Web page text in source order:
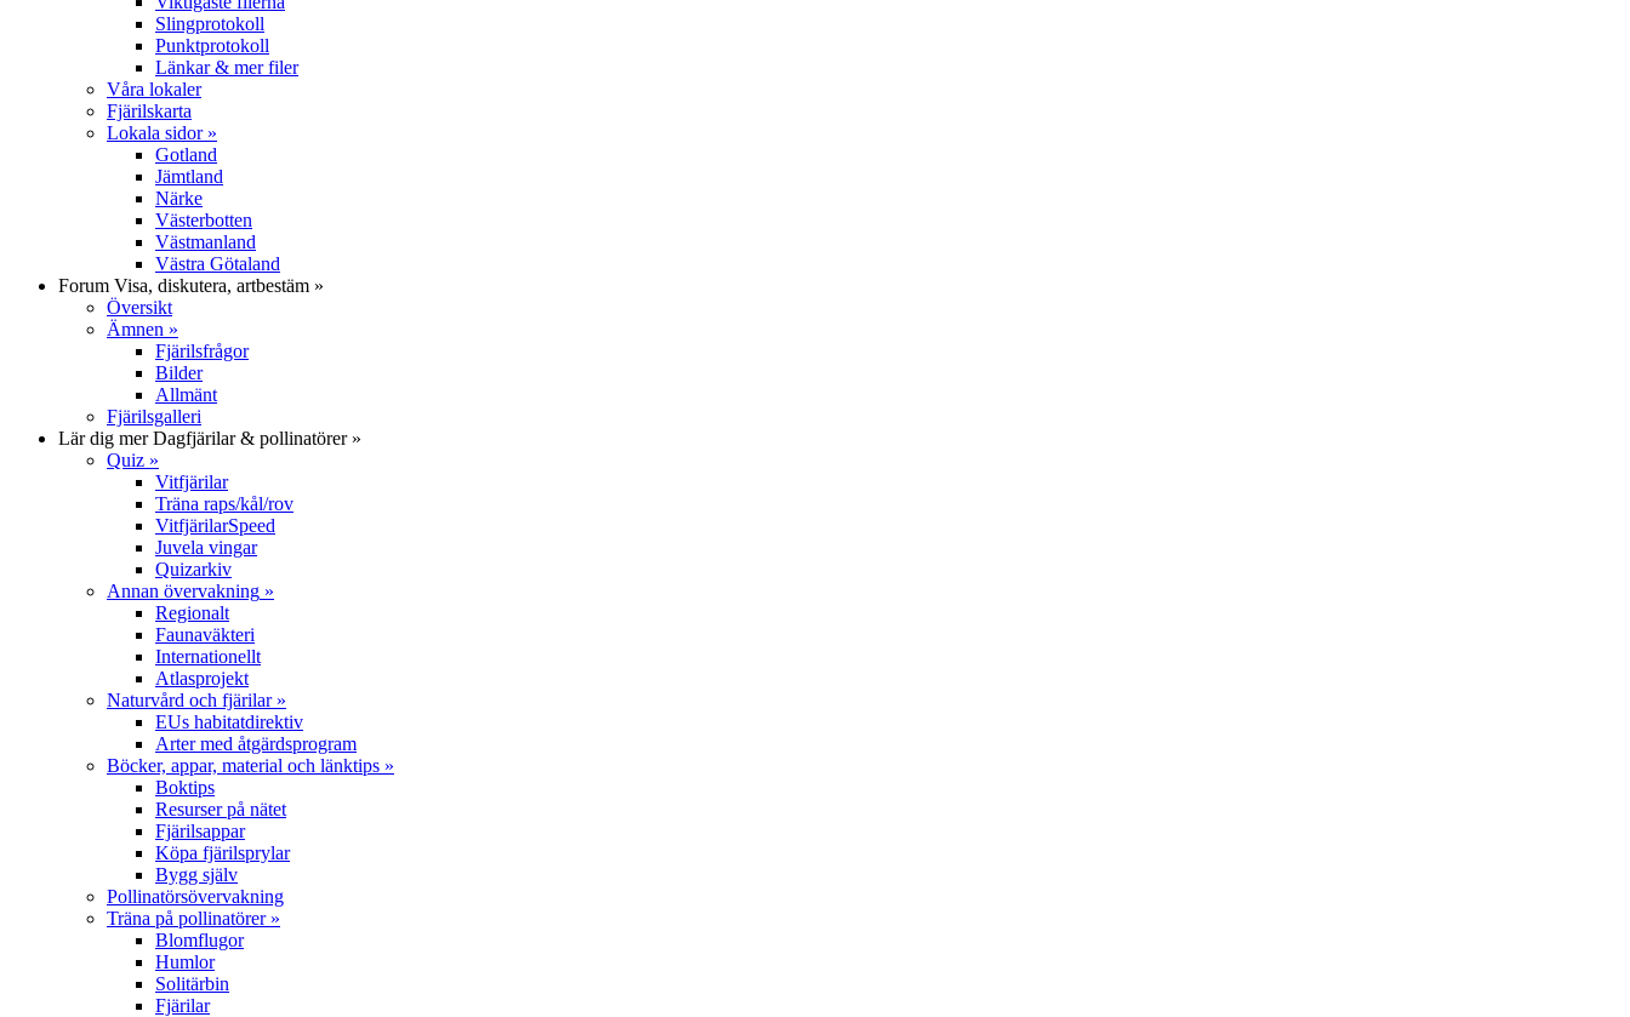
Slingprotokoll
Punktprotokoll
Länkar & mer filer
Våra lokaler
Fjärilskarta
Lokala sidor»
Gotland
Jämtland
Närke
Västerbotten
Västmanland
Västra Götaland
Forum Visa, diskutera, artbestäm »
Översikt
Ämnen »
Fjärilsfrågor
Bilder
Allmänt
Fjärilsgalleri
Lär dig merDagfjärilar & pollinatörer»
Quiz »
Vitfjärilar
Träna raps/kål/rov
VitfjärilarSpeed
Juvela vingar
Quizarkiv
Annan övervakning »
Regionalt
Faunaväkteri
Internationellt
Atlasprojekt
Naturvård och fjärilar»
EUs habitatdirektiv
Arter med åtgärdsprogram
Böcker, appar, material och länktips »
Boktips
Resurser på nätet
Fjärilsappar
Köpa fjärilsprylar
Bygg själv
Pollinatörsövervakning
Träna på pollinatörer»
Blomflugor
Humlor
Solitärbin
Fjärilar